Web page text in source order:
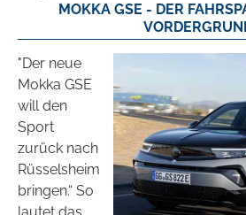
MOKKA GSE - DER
ORDERGRUND
"Der neue
Mokka GSE
will den
Sport
zurück nach
Rüsselsheim
bringen.“ So